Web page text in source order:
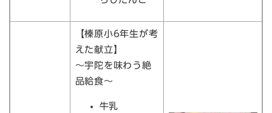
【榛原小6年生が考
えた献立】
～宇陀を味わう絶
品給食～
牛乳